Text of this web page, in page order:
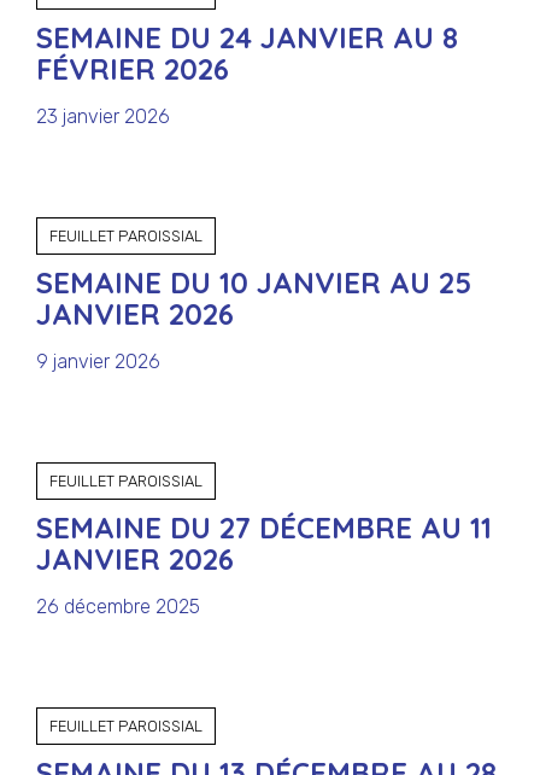
SEMAINE DU 24 JANVIER AU 8
FÉVRIER 2026
23 janvier 2026
FEUILLET PAROISSIAL
SEMAINE DU 10 JANVIER AU 25
JANVIER 2026
9 janvier 2026
FEUILLET PAROISSIAL
SEMAINE DU 27 DÉCEMBRE AU 11
JANVIER 2026
26 décembre 2025
FEUILLET PAROISSIAL